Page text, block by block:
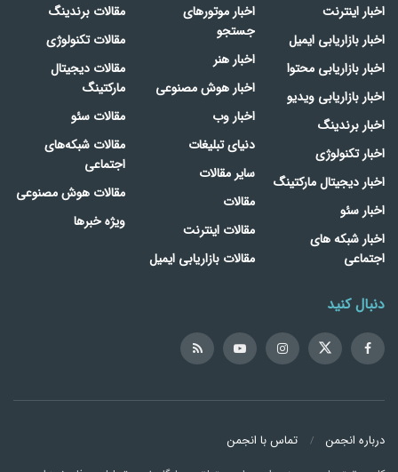
اخبار اینترنت
اخبار بازاریابی ایمیل
اخبار بازاریابی محتوا
اخبار بازاریابی ویدیو
اخبار برندینگ
اخبار تکنولوژی
اخبار دیجیتال مارکتینگ
اخبار سئو
اخبار شبکه های
اجتماعی
اخبار موتورهای
جستجو
اخبار هنر
اخبار هوش مصنوعی
اخبار وب
دنیای تبلیغات
سایر مقالات
مقالات
مقالات اینترنت
مقالات بازاریابی ایمیل
مقالات برندینگ
مقالات تکنولوژی
مقالات دیجیتال
مارکتینگ
مقالات سئو
مقالات شبکه‌های
اجتماعی
مقالات هوش مصنوعی
ویژه خبرها
دنبال کنید
درباره انجمن تماس با انجمن